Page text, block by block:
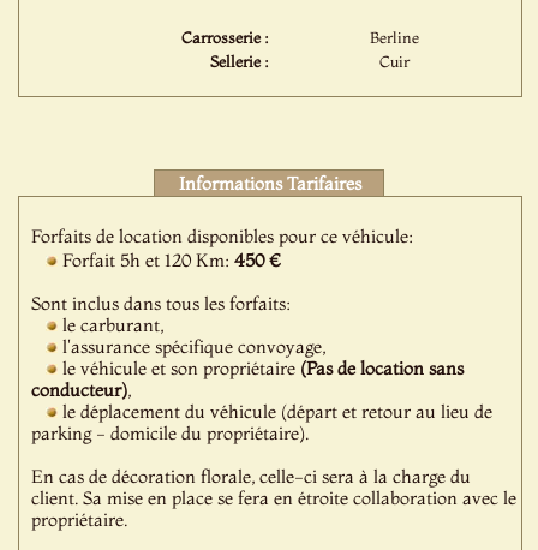
Carrosserie :
Berline
Sellerie :
Cuir
Informations Tarifaires
Forfaits de location disponibles pour ce véhicule:
Forfait 5h et 120 Km:450 €
Sont inclus dans tous les forfaits:
le carburant,
l'assurance spécifique convoyage,
le véhicule et son propriétaire (Pas de location sans
conducteur),
le déplacement du véhicule (départ et retour au lieu de
parking - domicile du propriétaire).
En cas de décoration florale, celle-ci sera à la charge du
client. Sa mise en place se fera en étroite collaboration avec le
propriétaire.